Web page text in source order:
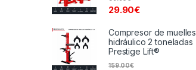
29.90€
Compresor de muelles
hidráulico 2 toneladas
Prestige Lift®
159.00€